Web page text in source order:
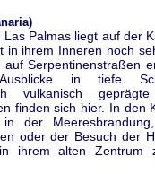
Palmas liegt auf der
in ihrem Inneren noch
auf Serpentinenstraßen
Ausblicke in tiefe
vulkanisch
finden sich hier. In den
in der
oder der Besuch der
ihrem alten Zentrum